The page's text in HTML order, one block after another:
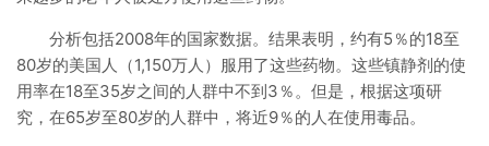
分析包括2008年的国家数据。结果表明，约有5％的18至
80岁的美国人（1,150万人）服用了这些药物。这些镇静剂的使
用率在18至35岁之间的人群中不到3％。但是，根据这项研
究，在65岁至80岁的人群中，将近9％的人在使用毒品。